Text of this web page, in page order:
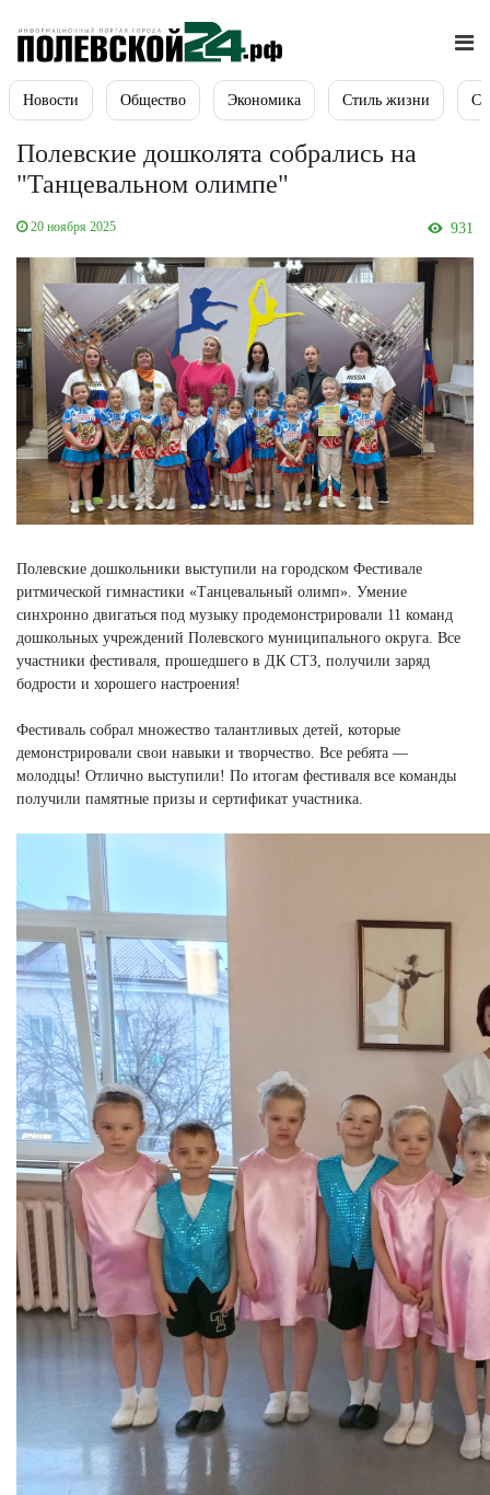
Новости Общество Экономика Стиль жизни
Полевские дошколята собрались на
"Танцевальном олимпе"
20 ноября 2025 931
Полевские дошкольники выступили на городском Фестивале
ритмической гимнастики «Танцевальный олимп». Умение
синхронно двигаться под музыку продемонстрировали 11 команд
дошкольных учреждений Полевского муниципального округа. Все
участники фестиваля, прошедшего в ДК СТЗ, получили заряд
бодрости и хорошего настроения!
Фестиваль собрал множество талантливых детей, которые
демонстрировали свои навыки и творчество. Все ребята —
молодцы! Отлично выступили! По итогам фестиваля все команды
получили памятные призы и сертификат участника.